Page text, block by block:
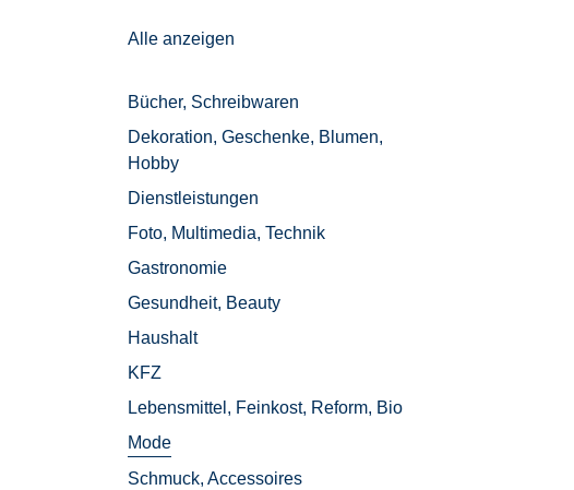
Alle anzeigen
Bücher, Schreibwaren
Dekoration, Geschenke, Blumen,
Hobby
Dienstleistungen
Foto, Multimedia, Technik
Gastronomie
Gesundheit, Beauty
Haushalt
KFZ
Lebensmittel, Feinkost, Reform, Bio
Mode
Schmuck, Accessoires